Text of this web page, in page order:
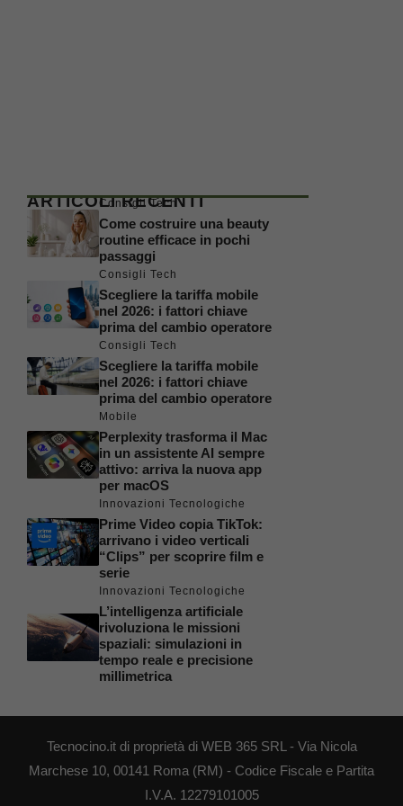
ARTICOLI RECENTI
Consigli Tech
Come costruire una beauty
routine efficace in pochi
passaggi
Consigli Tech
Scegliere la tariffa mobile
nel 2026: i fattori chiave
prima del cambio operatore
Consigli Tech
Scegliere la tariffa mobile
nel 2026: i fattori chiave
prima del cambio operatore
Mobile
Perplexity trasforma il Mac
in un assistente AI sempre
attivo: arriva la nuova app
per macOS
Innovazioni Tecnologiche
Prime Video copia TikTok:
arrivano i video verticali
“Clips” per scoprire film e
serie
Innovazioni Tecnologiche
L’intelligenza artificiale
rivoluziona le missioni
spaziali: simulazioni in
tempo reale e precisione
millimetrica
Tecnocino.it di proprietà di WEB 365 SRL - Via Nicola
Marchese 10, 00141 Roma (RM) - Codice Fiscale e Partita
I.V.A. 12279101005